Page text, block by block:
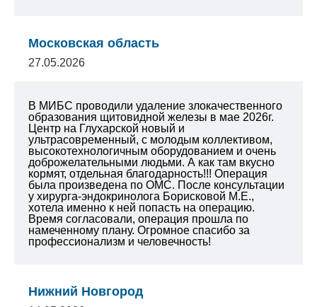
Московская область
27.05.2026
В МИБС проводили удаление злокачественного
образования щитовидной железы в мае 2026г.
Центр на Глухарской новый и
ультрасовременный, с молодым коллективом,
высокотехнологичным оборудованием и очень
доброжелательными людьми. А как там вкусно
кормят, отдельная благодарность!!! Операция
была произведена по ОМС. После консультации
у хирурга-эндокринолога Борисковой М.Е.,
хотела именно к ней попасть на операцию.
Время согласовали, операция прошла по
намеченному плану. Огромное спасибо за
профессионализм и человечность!
Нижний Новгород